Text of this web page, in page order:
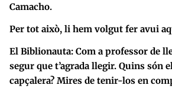
Camacho.
Per tot això, li hem volgut fer avui
El Biblionauta: Com a professor de
segur que t’agrada llegir. Quins són
capçalera? Mires de tenir-los en